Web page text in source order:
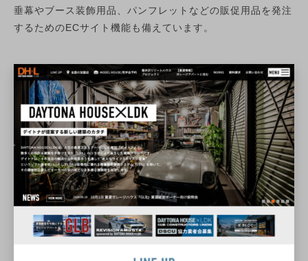
垂幕やブース装飾用品、パンフレットなどの販促用品を発注
するためのECサイト機能も備えています。